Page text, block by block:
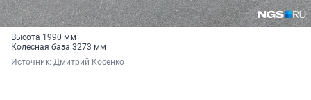
Высота 1990 мм
Колесная база 3273 мм
Источник: Дмитрий Косенко